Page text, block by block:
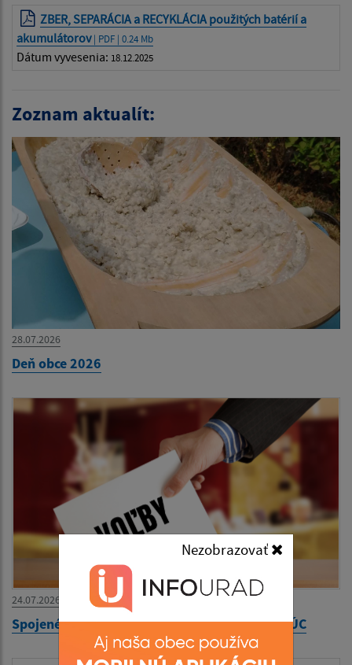
Nezobrazovať
ZBER, SEPARÁCIA a RECYKLÁCIA použitých batérií a
akumulátorov| PDF | 0.24 Mb
Dátum vyvesenia: 18.12.2025
Zoznam aktualít:
28.07.2026
Deň obce 2026
24.07.2026
Spojené voľby Komunálne voľby a voľby do VÚC